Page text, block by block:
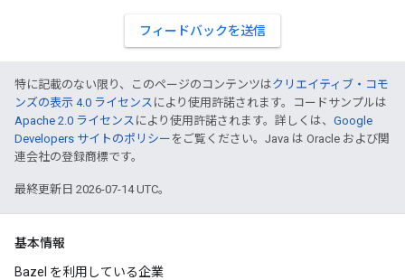
フィードバックを送信
特に記載のない限り、このページのコンテンツはクリエイティブ・コモ
ンズの表示 4.0 ライセンス により使用許諾されます。コードサンプルは
Apache 2.0 ライセンス により使用許諾されます。詳しくは、 Google
Developers サイトのポリシー をご覧ください。Java は Oracle および関
連会社の登録商標です。
最終更新日 2026-07-14 UTC。
基本情報
Bazel を利用している企業